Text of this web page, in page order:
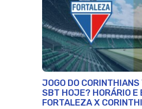
JOGO DO
SBT HOJE? HORÁRIO E
FORTALEZA X